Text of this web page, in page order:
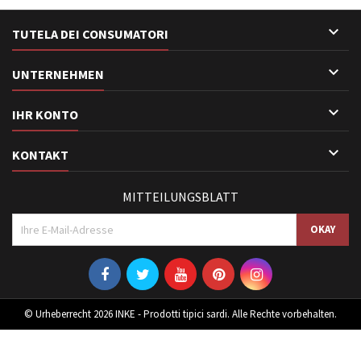
TUTELA DEI CONSUMATORI 
UNTERNEHMEN 
IHR KONTO 
KONTAKT 
MITTEILUNGSBLATT
© Urheberrecht 2026 INKE - Prodotti tipici sardi. Alle Rechte vorbehalten.